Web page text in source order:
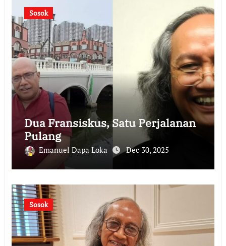
Sosok
Dua Fransiskus, Satu Perjalanan
Pulang
Emanuel Dapa Loka Dec 30, 2025
Sosok